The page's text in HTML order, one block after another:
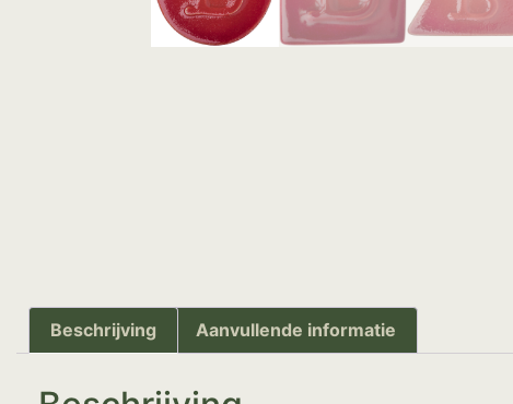
Beschrijving Aanvullende informatie